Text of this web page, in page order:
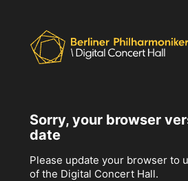
Sorry, your browser
date
Please update your browser to
of the Digital Concert Hall.